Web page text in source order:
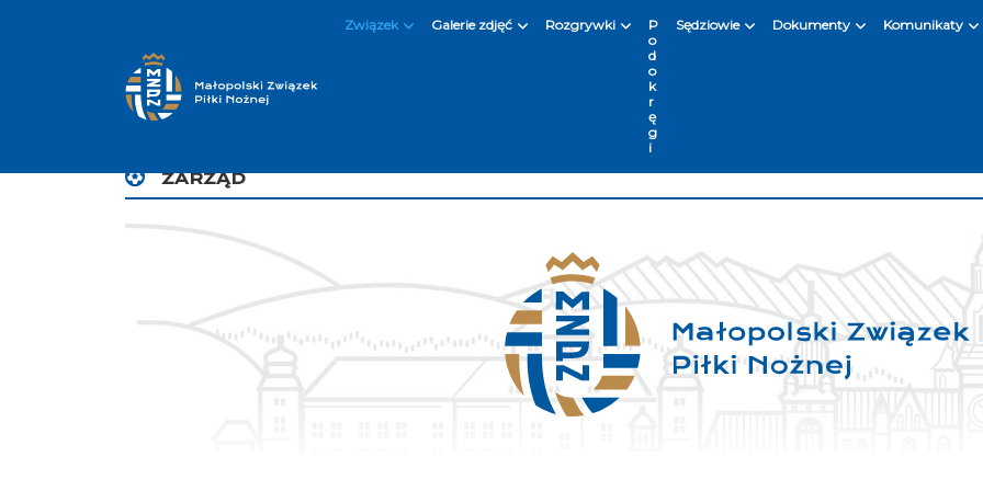
Związek Galerie zdjęć Rozgrywki
P
o
d
o
k
r
ę
g
i
Sędziowie Dokumenty Komunikaty
ZARZĄD